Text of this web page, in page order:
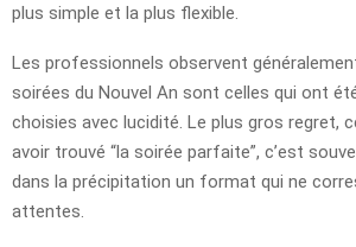
plus simple et la plus flexible.
Les professionnels observent
soirées du Nouvel An sont celles qui ont
choisies avec lucidité. Le plus gros regret,
avoir trouvé “la soirée parfaite”, c’est
dans la précipitation un format qui ne
attentes.